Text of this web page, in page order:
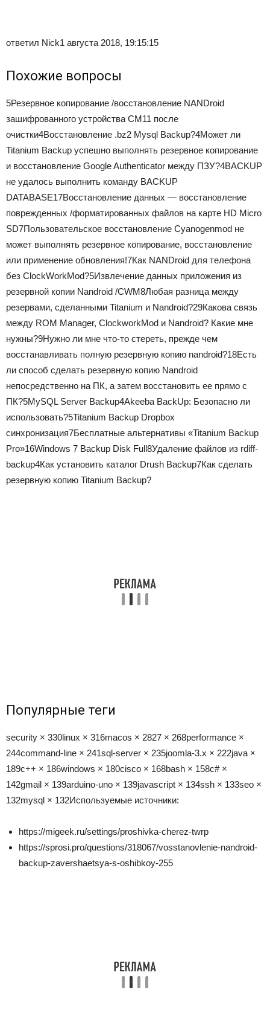
ответил Nick1 августа 2018, 19:15:15
Похожие вопросы
5Резервное копирование /восстановление NANDroid
зашифрованного устройства CM11 после
очистки4Восстановление .bz2 Mysql Backup?4Может ли
Titanium Backup успешно выполнять резервное копирование
и восстановление Google Authenticator между ПЗУ?4BACKUP
не удалось выполнить команду BACKUP
DATABASE17Восстановление данных — восстановление
поврежденных /форматированных файлов на карте HD Micro
SD7Пользовательское восстановление Cyanogenmod не
может выполнять резервное копирование, восстановление
или применение обновления!7Как NANDroid для телефона
без ClockWorkMod?5Извлечение данных приложения из
резервной копии Nandroid /CWM8Любая разница между
резервами, сделанными Titanium и Nandroid?29Какова связь
между ROM Manager, ClockworkMod и Nandroid? Какие мне
нужны?9Нужно ли мне что-то стереть, прежде чем
восстанавливать полную резервную копию nandroid?18Есть
ли способ сделать резервную копию Nandroid
непосредственно на ПК, а затем восстановить ее прямо с
ПК?5MySQL Server Backup4Akeeba BackUp: Безопасно ли
использовать?5Titanium Backup Dropbox
синхронизация7Бесплатные альтернативы «Titanium Backup
Pro»16Windows 7 Backup Disk Full8Удаление файлов из rdiff-
backup4Как установить каталог Drush Backup7Как сделать
резервную копию Titanium Backup?
Популярные теги
security × 330linux × 316macos × 2827 × 268performance ×
244command-line × 241sql-server × 235joomla-3.x × 222java ×
189c++ × 186windows × 180cisco × 168bash × 158c# ×
142gmail × 139arduino-uno × 139javascript × 134ssh × 133seo ×
132mysql × 132Используемые источники:
https://migeek.ru/settings/proshivka-cherez-twrp
https://sprosi.pro/questions/318067/vosstanovlenie-nandroid-
backup-zavershaetsya-s-oshibkoy-255